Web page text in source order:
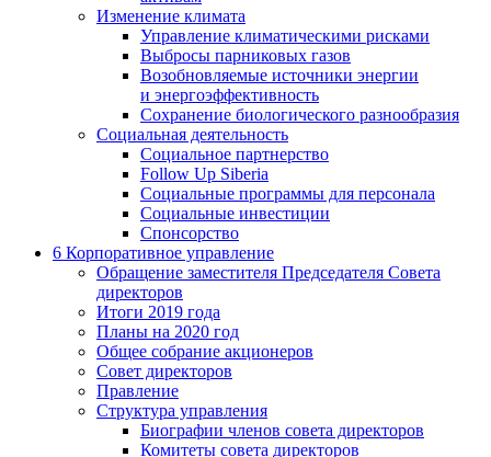
Изменение климата
Управление климатическими рисками
Выбросы парниковых газов
Возобновляемые источники энергии
и энергоэффективность
Сохранение биологического разнообразия
Социальная деятельность
Социальное партнерство
Follow Up Siberia
Социальные программы для персонала
Социальные инвестиции
Спонсорство
6 Корпоративное управление
Обращение заместителя Председателя Совета
директоров
Итоги 2019 года
Планы на 2020 год
Общее собрание акционеров
Совет директоров
Правление
Структура управления
Биографии членов совета директоров
Комитеты совета директоров